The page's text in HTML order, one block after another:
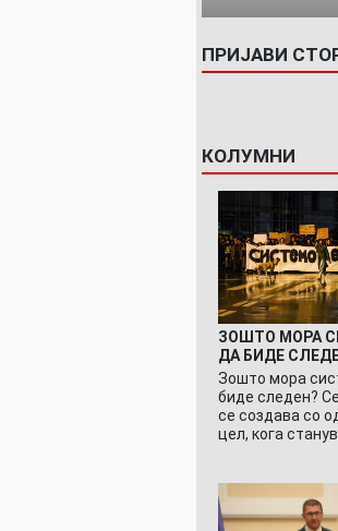
ПРИЈАВИ
КОЛУМНИ
ЗОШТО МОРА
ДА БИДЕ
Зошто мора
биде следен?
се создава со
цел, кога